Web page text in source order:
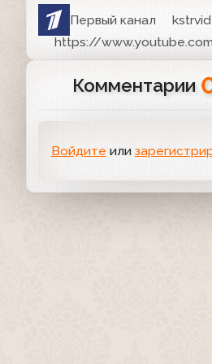
Первый канал
https://
Комментарии
Войдите или